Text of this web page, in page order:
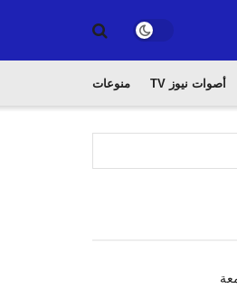
أصوات نيوز TV منوعات